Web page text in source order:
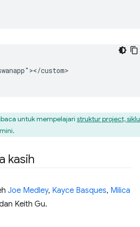
custom>
untuk mempelajari struktur project,
kasih
Joe Medley, Kayce Basques, Milica
Keith Gu.